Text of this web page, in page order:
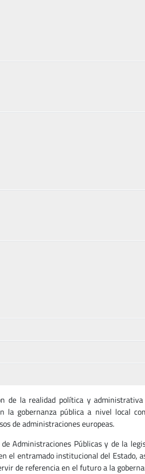
de la realidad política y
la gobernanza pública a nivel local
de administraciones europeas.
Administraciones Públicas y de la
el entramado institucional del Estado,
de referencia en el futuro a la